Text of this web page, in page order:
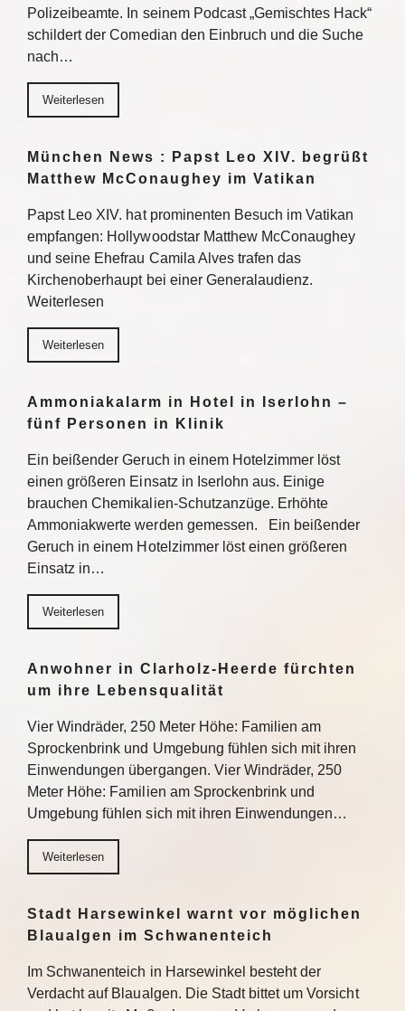
Polizeibeamte. In seinem Podcast „Gemischtes Hack“
schildert der Comedian den Einbruch und die Suche
nach…
Weiterlesen
München News : Papst Leo XIV. begrüßt
Matthew McConaughey im Vatikan
Papst Leo XIV. hat prominenten Besuch im Vatikan
empfangen: Hollywoodstar Matthew McConaughey
und seine Ehefrau Camila Alves trafen das
Kirchenoberhaupt bei einer Generalaudienz.
Weiterlesen
Weiterlesen
Ammoniakalarm in Hotel in Iserlohn –
fünf Personen in Klinik
Ein beißender Geruch in einem Hotelzimmer löst
einen größeren Einsatz in Iserlohn aus. Einige
brauchen Chemikalien-Schutzanzüge. Erhöhte
Ammoniakwerte werden gemessen. Ein beißender
Geruch in einem Hotelzimmer löst einen größeren
Einsatz in…
Weiterlesen
Anwohner in Clarholz-Heerde fürchten
um ihre Lebensqualität
Vier Windräder, 250 Meter Höhe: Familien am
Sprockenbrink und Umgebung fühlen sich mit ihren
Einwendungen übergangen. Vier Windräder, 250
Meter Höhe: Familien am Sprockenbrink und
Umgebung fühlen sich mit ihren Einwendungen…
Weiterlesen
Stadt Harsewinkel warnt vor möglichen
Blaualgen im Schwanenteich
Im Schwanenteich in Harsewinkel besteht der
Verdacht auf Blaualgen. Die Stadt bittet um Vorsicht